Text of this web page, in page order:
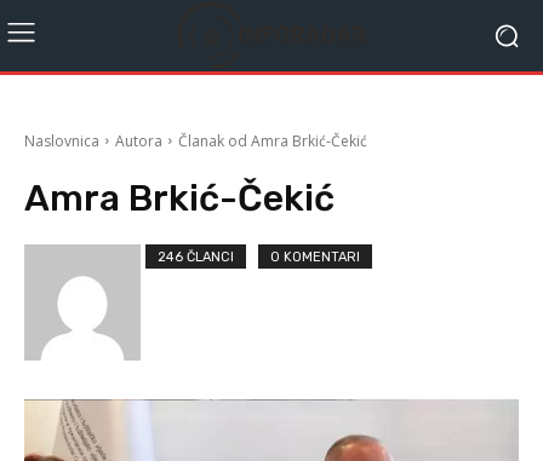
Naslovnica Autora Članak od Amra Brkić-Čekić
Amra Brkić-Čekić
246 ČLANCI 0 KOMENTARI